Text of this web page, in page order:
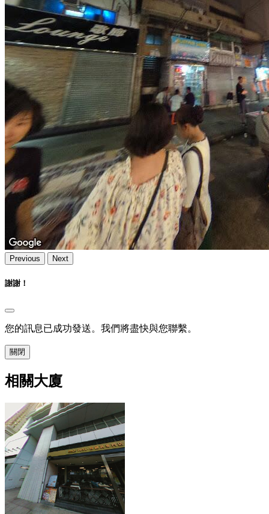
Previous Next
謝謝！
您的訊息已成功發送。我們將盡快與您聯繫。
關閉
相關大廈